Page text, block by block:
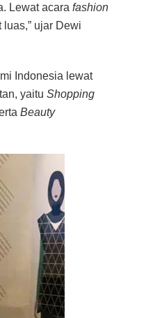
Lewat acara fashion
ujar Dewi
Indonesia lewat
yaitu Shopping
Beauty